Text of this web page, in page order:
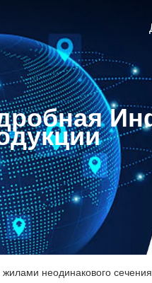
жилами неодинакового сечения